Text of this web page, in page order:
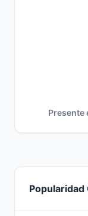
Presente
Popularidad